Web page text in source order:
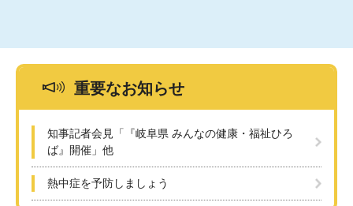
重要なお知らせ
知事記者会見「『岐阜県 みんなの健康・福祉ひろ
ば』開催」他
熱中症を予防しましょう